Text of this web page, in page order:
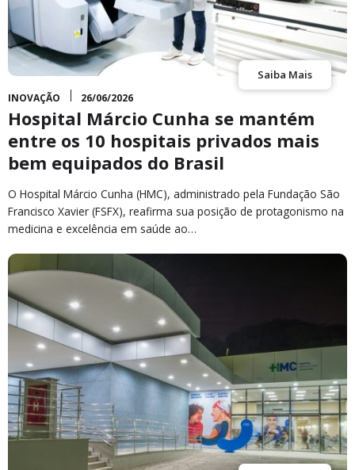
Saiba Mais
INOVAÇÃO 26/06/2026
Hospital Márcio Cunha se mantém
entre os 10 hospitais privados mais
bem equipados do Brasil
O Hospital Márcio Cunha (HMC), administrado pela Fundação São
Francisco Xavier (FSFX), reafirma sua posição de protagonismo na
medicina e excelência em saúde ao…